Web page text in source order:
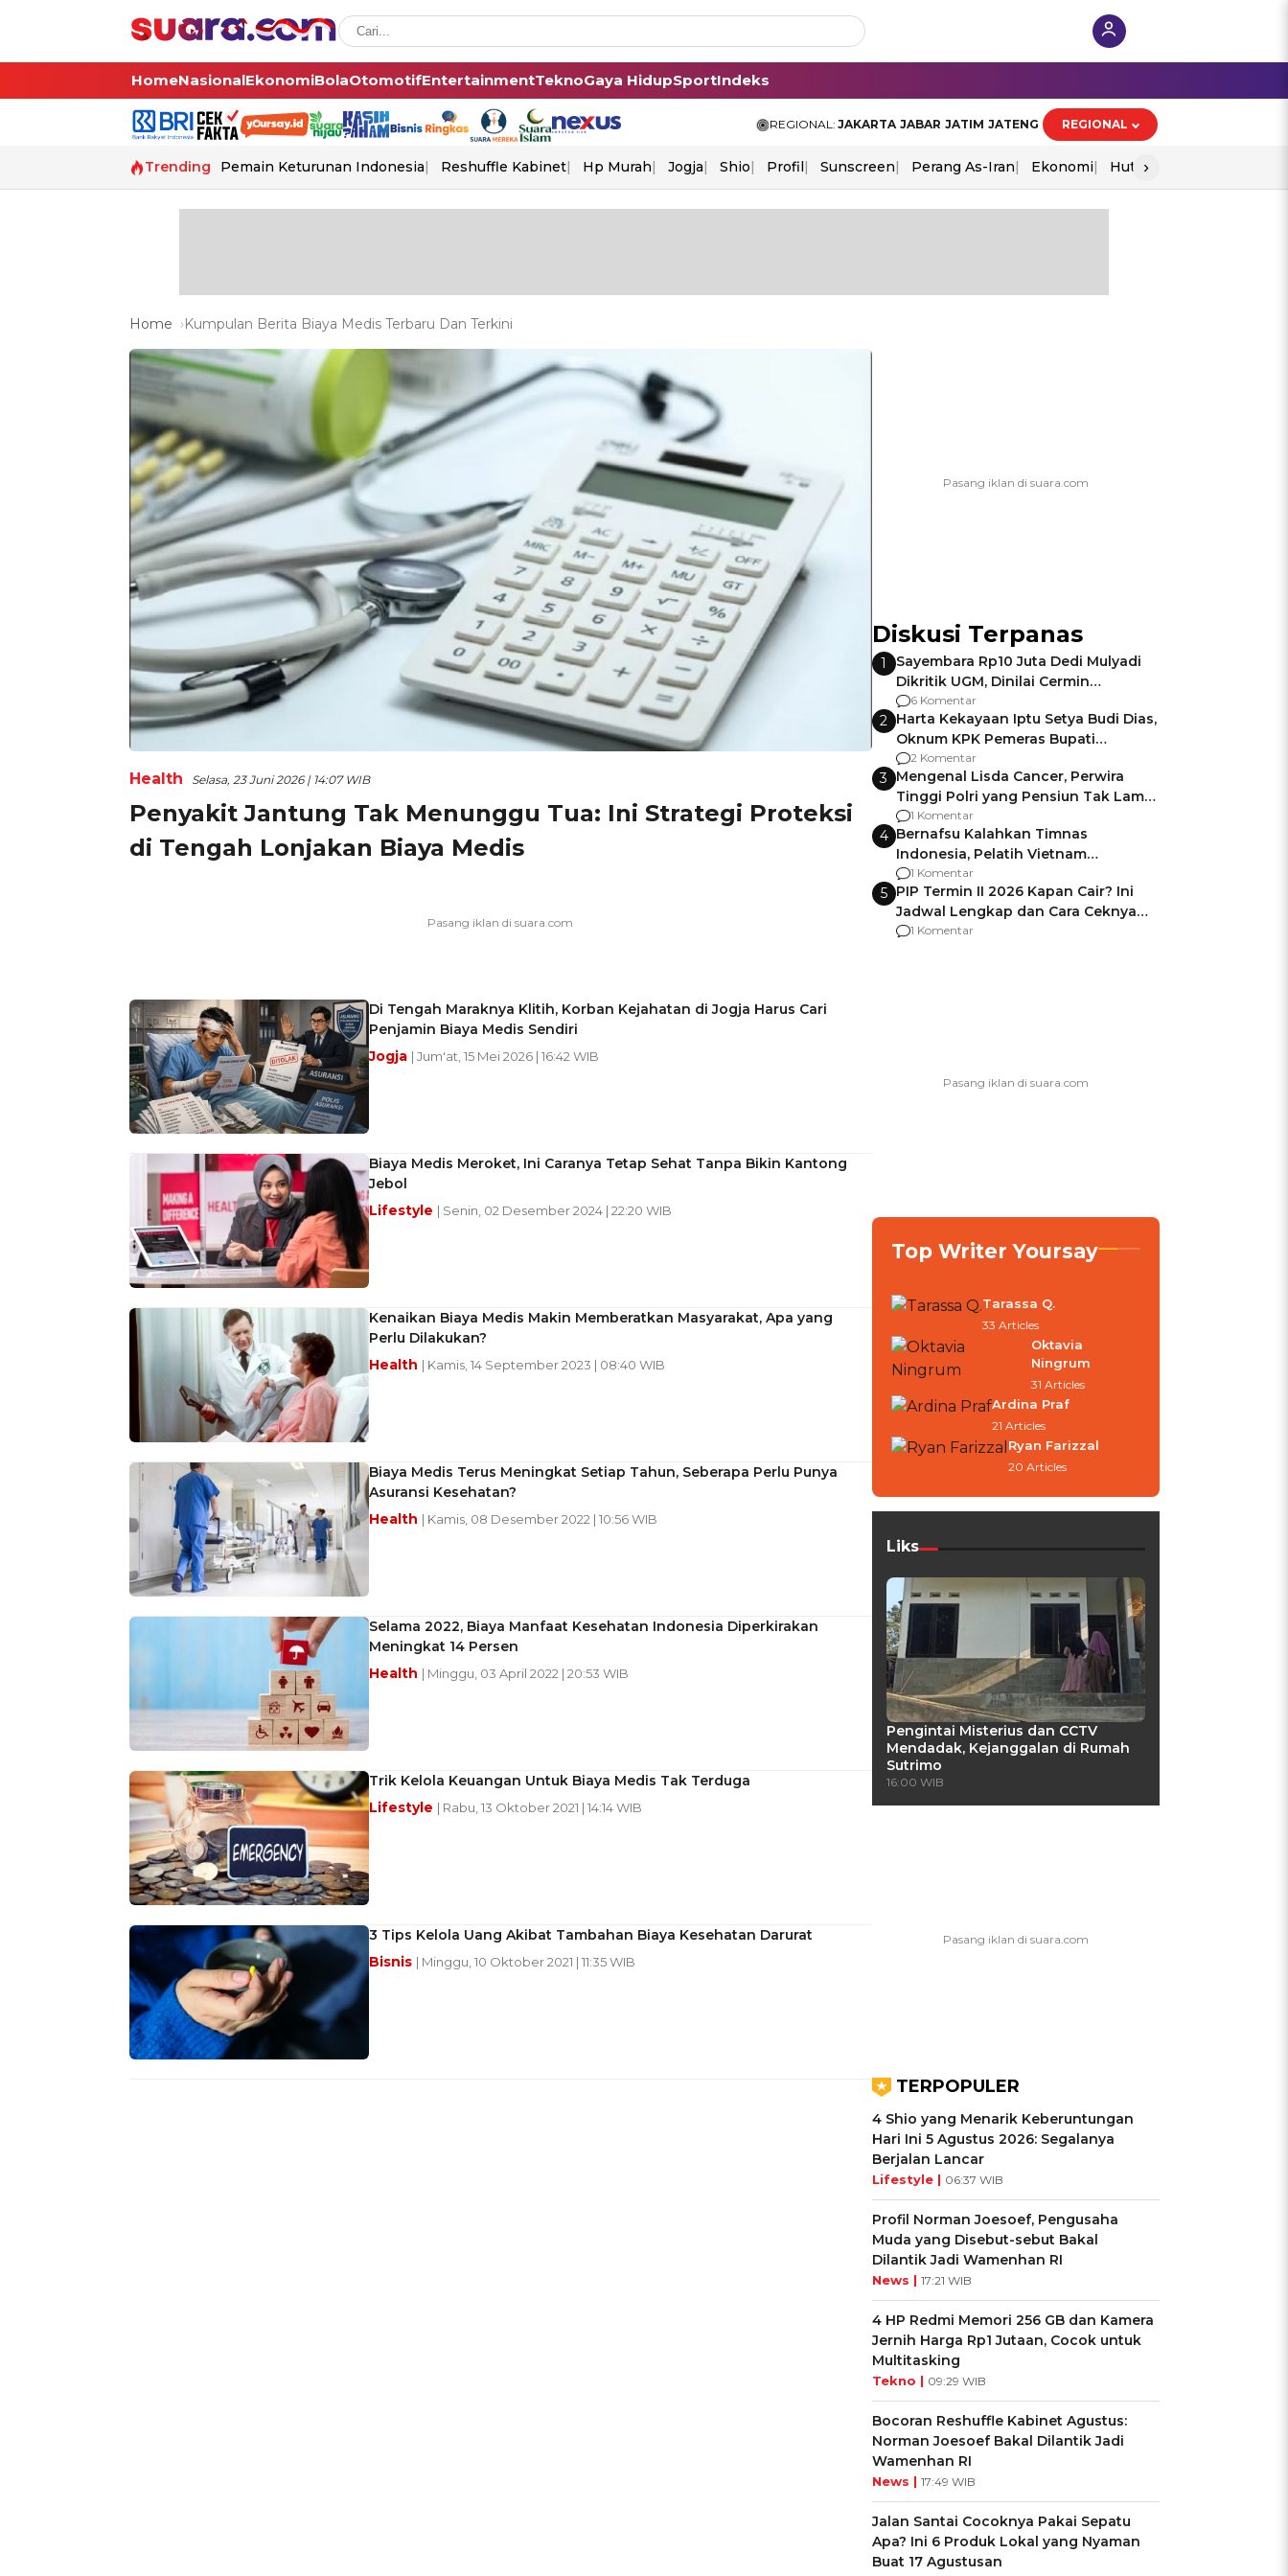
HomeNasionalEkonomiBolaOtomotifEntertainmentTeknoGaya HidupSportIndeks
REGIONAL: JAKARTA JABAR JATIM JATENG REGIONAL
Trending Pemain Keturunan Indonesia Reshuffle Kabinet Hp Murah Jogja Shio Profil Sunscreen Perang As-Iran Ekonomi Hut Ri
›
Home Kumpulan Berita Biaya Medis Terbaru Dan Terkini
Health Selasa, 23 Juni 2026 | 14:07 WIB
Penyakit Jantung Tak Menunggu Tua: Ini Strategi Proteksi
di Tengah Lonjakan Biaya Medis
Di Tengah Maraknya Klitih, Korban Kejahatan di Jogja Harus Cari
Penjamin Biaya Medis Sendiri
Jogja | Jum'at, 15 Mei 2026 | 16:42 WIB
Biaya Medis Meroket, Ini Caranya Tetap Sehat Tanpa Bikin Kantong
Jebol
Lifestyle | Senin, 02 Desember 2024 | 22:20 WIB
Kenaikan Biaya Medis Makin Memberatkan Masyarakat, Apa yang
Perlu Dilakukan?
Health | Kamis, 14 September 2023 | 08:40 WIB
Biaya Medis Terus Meningkat Setiap Tahun, Seberapa Perlu Punya
Asuransi Kesehatan?
Health | Kamis, 08 Desember 2022 | 10:56 WIB
Selama 2022, Biaya Manfaat Kesehatan Indonesia Diperkirakan
Meningkat 14 Persen
Health | Minggu, 03 April 2022 | 20:53 WIB
Trik Kelola Keuangan Untuk Biaya Medis Tak Terduga
Lifestyle | Rabu, 13 Oktober 2021 | 14:14 WIB
3 Tips Kelola Uang Akibat Tambahan Biaya Kesehatan Darurat
Bisnis | Minggu, 10 Oktober 2021 | 11:35 WIB
Diskusi Terpanas
1
Sayembara Rp10 Juta Dedi Mulyadi
Dikritik UGM, Dinilai Cermin
Gagalnya Negara Jamin Keamanan
6 Komentar
2 Harta Kekayaan Iptu Setya Budi Dias,
Oknum KPK Pemeras Bupati
Pemalang
2 Komentar
3 Mengenal Lisda Cancer, Perwira
Tinggi Polri yang Pensiun Tak Lama
Usai Jadi Brigjen
1 Komentar
4 Bernafsu Kalahkan Timnas
Indonesia, Pelatih Vietnam
Berencana Pakai Jimat di Pakansari
1 Komentar
5 PIP Termin II 2026 Kapan Cair? Ini
Jadwal Lengkap dan Cara Ceknya
agar Dana Tidak Hangus!
1 Komentar
Top Writer Yoursay
Tarassa Q.
33 Articles
Oktavia
Ningrum
31 Articles
Ardina Praf
21 Articles
Ryan Farizzal
20 Articles
Liks
Pengintai Misterius dan CCTV
Mendadak, Kejanggalan di Rumah
Sutrimo
16:00 WIB
TERPOPULER
4 Shio yang Menarik Keberuntungan
Hari Ini 5 Agustus 2026: Segalanya
Berjalan Lancar
Lifestyle | 06:37 WIB
Profil Norman Joesoef, Pengusaha
Muda yang Disebut-sebut Bakal
Dilantik Jadi Wamenhan RI
News | 17:21 WIB
4 HP Redmi Memori 256 GB dan Kamera
Jernih Harga Rp1 Jutaan, Cocok untuk
Multitasking
Tekno | 09:29 WIB
Bocoran Reshuffle Kabinet Agustus:
Norman Joesoef Bakal Dilantik Jadi
Wamenhan RI
News | 17:49 WIB
Jalan Santai Cocoknya Pakai Sepatu
Apa? Ini 6 Produk Lokal yang Nyaman
Buat 17 Agustusan